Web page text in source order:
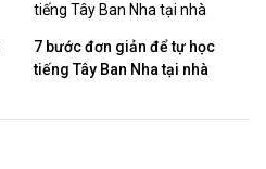
7 bước đơn giản để tự học
tiếng Tây Ban Nha tại nhà